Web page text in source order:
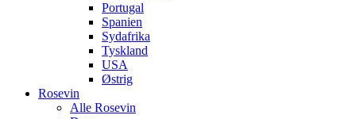
Portugal
Spanien
Sydafrika
Tyskland
USA
Østrig
Rosevin
Alle Rosevin